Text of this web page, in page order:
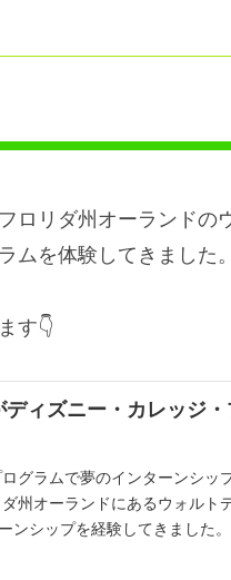
ロリダ州オーランドの
ムを体験してきました。
す👇
ィズニー・カレッジ
グラムで夢のインターンシッ
州オーランドにあるウォルト
ンシップを経験してきました